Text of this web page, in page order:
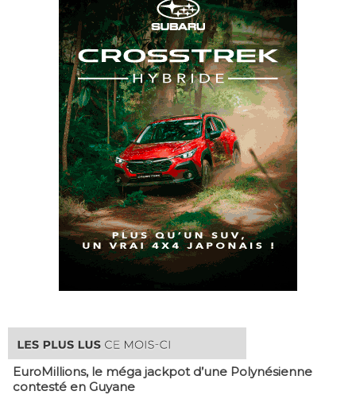
EuroMillions, ​le méga jackpot d’une Polynésienne
contesté en Guyane